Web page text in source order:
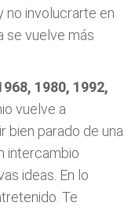
no involucrarte en
se vuelve más
1980, 1992,
vuelve a
bien parado de una
intercambio
ideas. En lo
Te